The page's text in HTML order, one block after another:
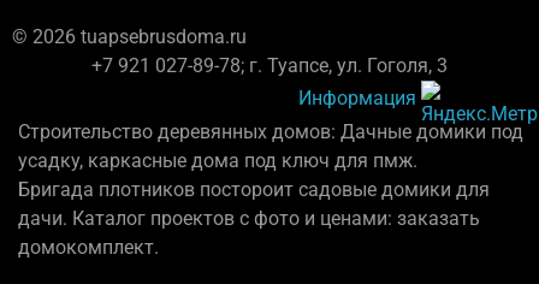
© 2026 tuapsebrusdoma.ru
+7 921 027-89-78; г. Туапсе, ул. Гоголя, 3
Информация
Строительство деревянных домов: Дачные домики под
усадку, каркасные дома под ключ для пмж.
Бригада плотников постороит садовые домики для
дачи. Каталог проектов с фото и ценами: заказать
домокомплект.